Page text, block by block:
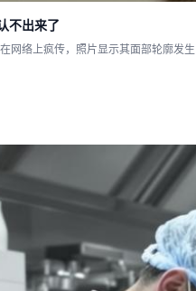
不出来了
网络上疯传，照片显示其面部轮廓发